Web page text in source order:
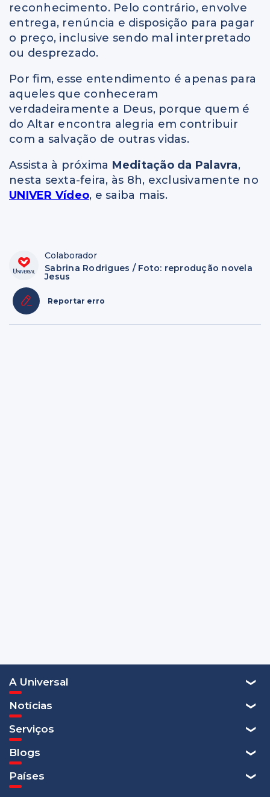
reconhecimento. Pelo contrário, envolve
entrega, renúncia e disposição para pagar
o preço, inclusive sendo mal interpretado
ou desprezado.
Por fim, esse entendimento é apenas para
aqueles que conheceram
verdadeiramente a Deus, porque quem é
do Altar encontra alegria em contribuir
com a salvação de outras vidas.
Assista à próxima Meditação da Palavra,
nesta sexta-feira, às 8h, exclusivamente no
UNIVER Vídeo, e saiba mais.
Colaborador
Sabrina Rodrigues / Foto: reprodução novela
Jesus
Reportar erro
A Universal
Notícias
Serviços
Blogs
Países